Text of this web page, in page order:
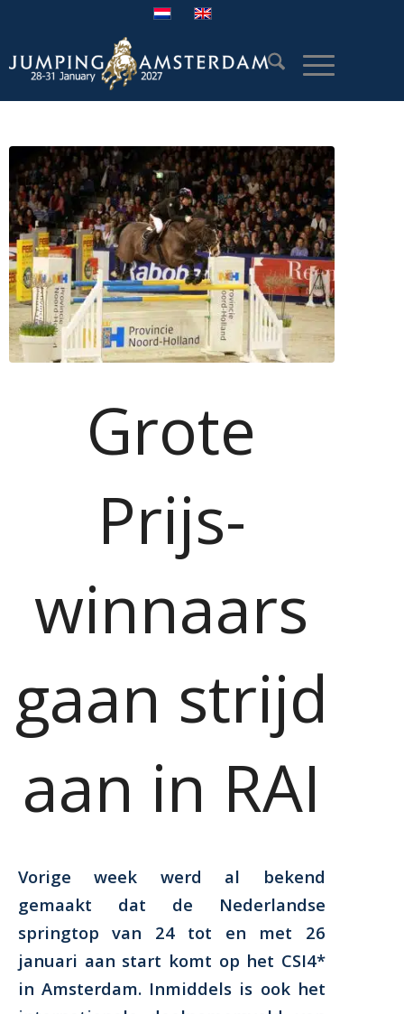
Grote
Prijs-
winnaars
gaan strijd
aan in RAI
Vorige week werd al bekend
gemaakt dat de Nederlandse
springtop van 24 tot en met 26
januari aan start komt op het CSI4*
in Amsterdam. Inmiddels is ook het